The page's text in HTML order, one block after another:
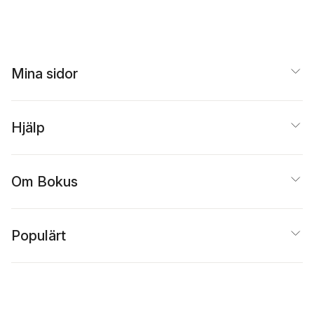
Mina sidor
Hjälp
Om Bokus
Populärt